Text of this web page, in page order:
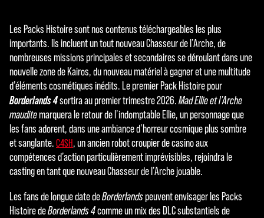
Les Packs Histoire sont nos contenus téléchargeables les plus
importants. Ils incluent un tout nouveau Chasseur de l’Arche, de
nombreuses missions principales et secondaires se déroulant dans une
nouvelle zone de Kairos, du nouveau matériel à gagner et une multitude
d’éléments cosmétiques inédits. Le premier Pack Histoire pour
Borderlands 4sortira au premier trimestre 2026.Mad Ellie et l’Arche
mauditemarquera le retour de l’indomptable Ellie, un personnage que
les fans adorent, dans une ambiance d’horreur cosmique plus sombre
et sanglante. C4SH, un ancien robot croupier de casino aux
compétences d’action particulièrement imprévisibles, rejoindra le
casting en tant que nouveau Chasseur de l’Arche jouable.
Les fans de longue date deBorderlandspeuvent envisager les Packs
Histoire deBorderlands 4comme un mix des DLC substantiels de